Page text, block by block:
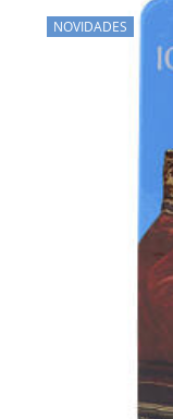
NOVIDADES